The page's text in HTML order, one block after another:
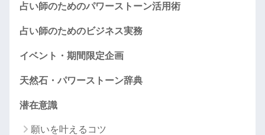
占い師のためのパワーストーン活用術
占い師のためのビジネス実務
イベント・期間限定企画
天然石・パワーストーン辞典
潜在意識
願いを叶えるコツ